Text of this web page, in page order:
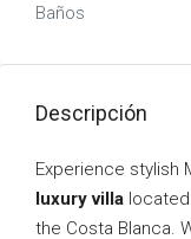
Baños
Descripción
Experience stylish
luxury villa
the Costa Blanca.